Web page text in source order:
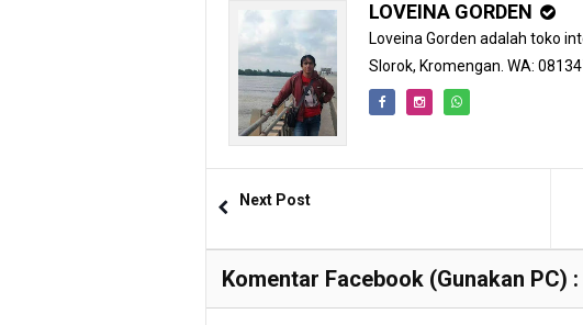
LOVEINA GORDEN
Loveina Gorden adalah toko
Slorok, Kromengan. WA:
Next Post
Komentar Facebook (Gunakan PC) :